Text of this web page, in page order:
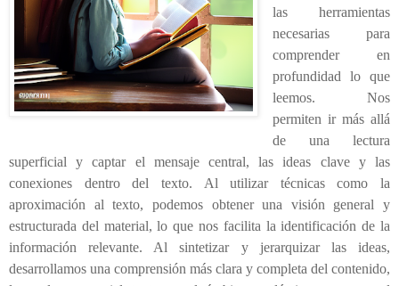
las herramientas
necesarias para
comprender en
profundidad lo que
leemos. Nos
permiten ir más allá
de una lectura
superficial y captar el mensaje central, las ideas clave y las
conexiones dentro del texto. Al utilizar técnicas como la
aproximación al texto, podemos obtener una visión general y
estructurada del material, lo que nos facilita la identificación de la
información relevante. Al sintetizar y jerarquizar las ideas,
desarrollamos una comprensión más clara y completa del contenido,